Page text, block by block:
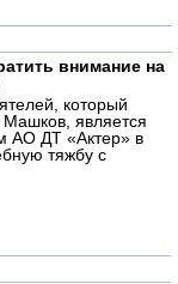
внимание на
который
Машков, является
АО ДТ «Актер» в
тяжбу с